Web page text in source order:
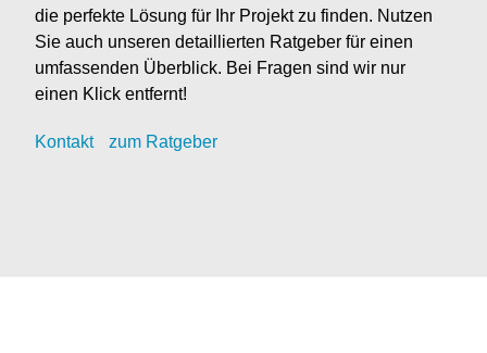
die perfekte Lösung für Ihr Projekt zu finden. Nutzen
Sie auch unseren detaillierten Ratgeber für einen
umfassenden Überblick. Bei Fragen sind wir nur
einen Klick entfernt!
Kontakt zum Ratgeber